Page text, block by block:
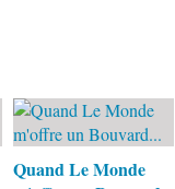
Quand Le Monde